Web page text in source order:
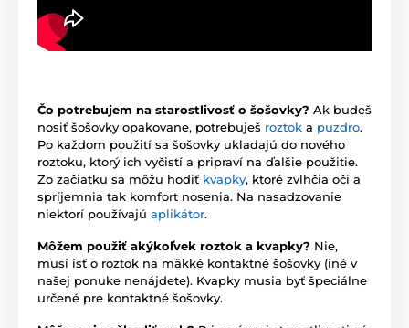
Čo potrebujem na starostlivosť o šošovky? Ak budeš
nosiť šošovky opakovane, potrebuješ roztok a puzdro.
Po každom použití sa šošovky ukladajú do nového
roztoku, ktorý ich vyčistí a pripraví na ďalšie použitie.
Zo začiatku sa môžu hodiť kvapky, ktoré zvlhčia oči a
spríjemnia tak komfort nosenia. Na nasadzovanie
niektorí používajú aplikátor.
Môžem použiť akýkoľvek roztok a kvapky? Nie,
musí ísť o roztok na mäkké kontaktné šošovky (iné v
našej ponuke nenájdete). Kvapky musia byť špeciálne
určené pre kontaktné šošovky.